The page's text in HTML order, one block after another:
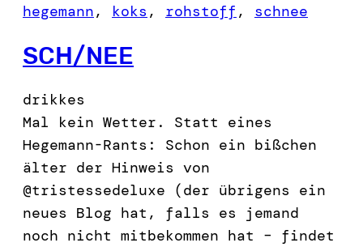
hegemann, koks , rohstoff , schnee
SCH/NEE
drikkes
Mal kein Wetter. Statt eines
Hegemann-Rants: Schon ein bißchen
älter der Hinweis von
@tristessedeluxe (der übrigens ein
neues Blog hat, falls es jemand
noch nicht mitbekommen hat – findet